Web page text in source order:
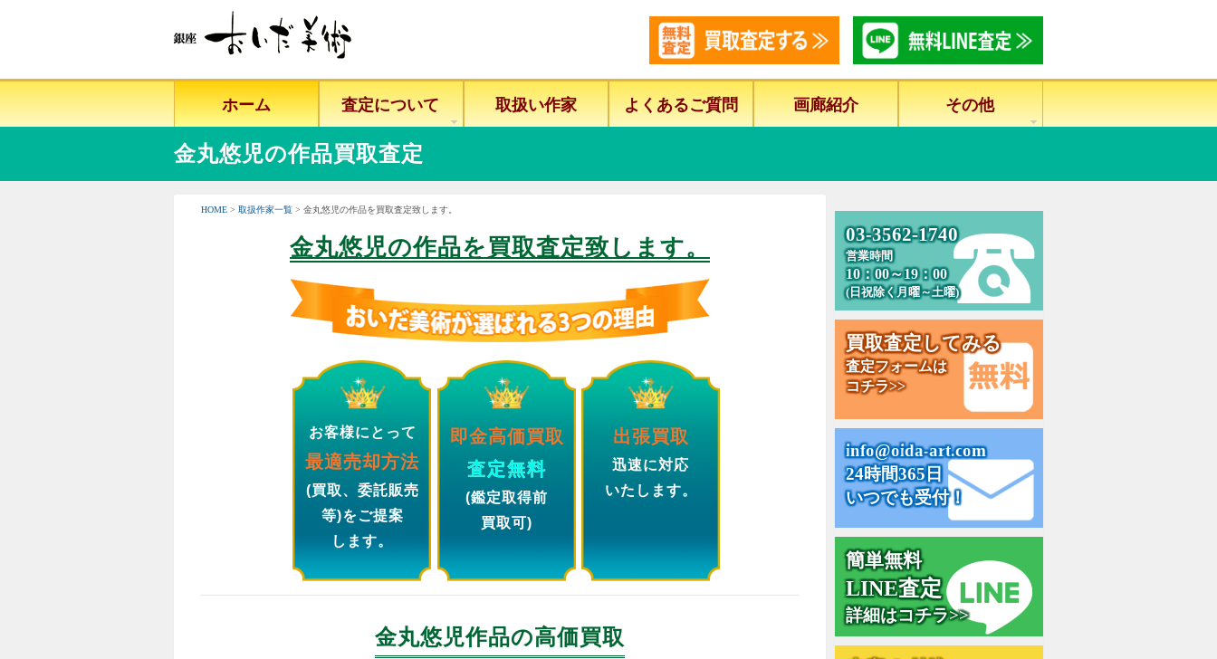
ホーム 査定について 取扱い作家 よくあるご質問 画廊紹介 その他
金丸悠児の作品買取査定
HOME > 取扱作家一覧 > 金丸悠児の作品を買取査定致します。
金丸悠児の作品を買取査定致します。
お客様にとって
最適売却方法
(買取、委託販売
等)をご提案
します。
即金高価買取
査定無料
(鑑定取得前
買取可)
出張買取
迅速に対応
いたします。
金丸悠児作品の高価買取
03-3562-1740
営業時間
10：00～19：00
(日祝除く月曜～土曜)
買取査定してみる
査定フォームは
コチラ>>
info@oida-art.com
24時間365日
いつでも受付！
簡単無料
LINE査定
詳細はコチラ>>